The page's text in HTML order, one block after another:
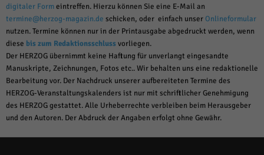
digitaler Formeintreffen. Hierzu können Sie eine E-Mail an
termine@herzog-magazin.de schicken, oder einfach unserOnlineformular
nutzen. Termine können nur in der Printausgabe abgedruckt werden, wenn
diese bis zum Redaktionsschlussvorliegen.
Der HERZOG übernimmt keine Haftung für unverlangt eingesandte
Manuskripte, Zeichnungen, Fotos etc.. Wir behalten uns eine redaktionelle
Bearbeitung vor. Der Nachdruck unserer aufbereiteten Termine des
HERZOG-Veranstaltungskalenders ist nur mit schriftlicher Genehmigung
des HERZOG gestattet. Alle Urheberrechte verbleiben beim Herausgeber
und den Autoren. Der Abdruck der Angaben erfolgt ohne Gewähr.